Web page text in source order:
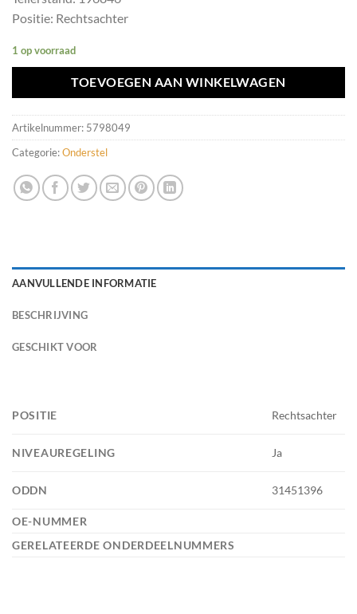
Positie: Rechtsachter
1 op voorraad
TOEVOEGEN AAN WINKELWAGEN
Artikelnummer: 5798049
Categorie:Onderstel
AANVULLENDE INFORMATIE
BESCHRIJVING
GESCHIKT VOOR
POSITIE Rechtsachter
NIVEAUREGELING Ja
ODDN 31451396
OE-NUMMER
GERELATEERDE ONDERDEELNUMMERS